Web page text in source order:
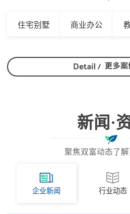
住宅别墅 商业办公
新闻·
聚焦双富动态了
企业新闻 行业动态